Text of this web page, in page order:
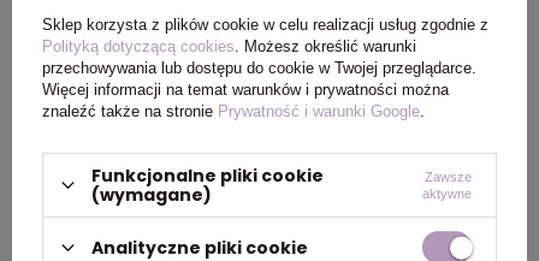
Materiał metal
Kraj
pochodzenia
Chiny
Rozmiar
produktu
5,5 x 3 cm
Sklep korzysta z plików cookie w celu realizacji usług zgodnie z
Polityką dotyczącą cookies . Możesz określić warunki
przechowywania lub dostępu do cookie w Twojej przeglądarce.
Więcej informacji na temat warunków i prywatności można
znaleźć także na stronie Prywatność i warunki Google
Funkcjonalne pliki cookie
(wymagane)
Zawsze
aktywne
Analityczne pliki cookie